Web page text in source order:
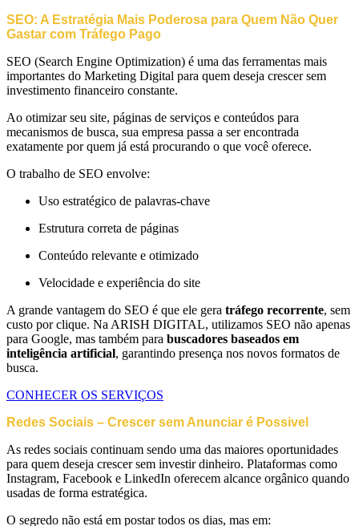
SEO: A Estratégia Mais Poderosa para Quem Não Quer
Gastar com Tráfego Pago
SEO (Search Engine Optimization) é uma das ferramentas mais
importantes do Marketing Digital para quem deseja crescer sem
investimento financeiro constante.
Ao otimizar seu site, páginas de serviços e conteúdos para
mecanismos de busca, sua empresa passa a ser encontrada
exatamente por quem já está procurando o que você oferece.
O trabalho de SEO envolve:
Uso estratégico de palavras-chave
Estrutura correta de páginas
Conteúdo relevante e otimizado
Velocidade e experiência do site
A grande vantagem do SEO é que ele gera tráfego recorrente, sem
custo por clique. Na ARISH DIGITAL, utilizamos SEO não apenas
para Google, mas também para buscadores baseados em
inteligência artificial, garantindo presença nos novos formatos de
busca.
CONHECER OS SERVIÇOS
Redes Sociais – Crescer sem Anunciar é Possivel
As redes sociais continuam sendo uma das maiores oportunidades
para quem deseja crescer sem investir dinheiro. Plataformas como
Instagram, Facebook e LinkedIn oferecem alcance orgânico quando
usadas de forma estratégica.
O segredo não está em postar todos os dias, mas em: